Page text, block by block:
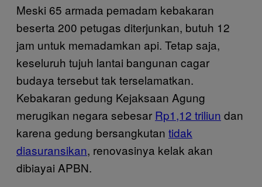
Meski 65 armada pemadam kebakaran
beserta 200 petugas diterjunkan, butuh 12
jam untuk memadamkan api. Tetap saja,
keseluruh tujuh lantai bangunan cagar
budaya tersebut tak terselamatkan.
Kebakaran gedung Kejaksaan Agung
merugikan negara sebesar Rp1,12 triliun dan
karena gedung bersangkutan tidak
diasuransikan, renovasinya kelak akan
dibiayai APBN.